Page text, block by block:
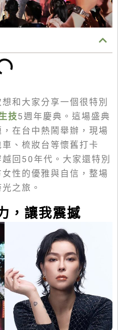
和大家分享一個很特別
技5週年慶典 。這場盛典
在台中熱鬧舉辦，現場
、梳妝台等懷舊打卡
回50年代。大家還特別
性的優雅與自信，整場
之旅。
，讓我震撼